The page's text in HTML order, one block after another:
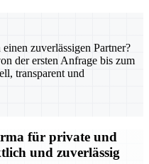
zuverlässigen Partner?
der ersten Anfrage bis zum
transparent und
für private und
und zuverlässig